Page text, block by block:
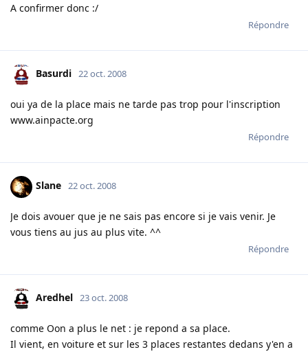
A confirmer donc :/
Répondre
Basurdi 22 oct. 2008
oui ya de la place mais ne tarde pas trop pour l'inscription
www.ainpacte.org
Répondre
Slane 22 oct. 2008
Je dois avouer que je ne sais pas encore si je vais venir. Je
vous tiens au jus au plus vite. ^^
Répondre
Aredhel 23 oct. 2008
comme Oon a plus le net : je repond a sa place.
Il vient, en voiture et sur les 3 places restantes dedans y'en a